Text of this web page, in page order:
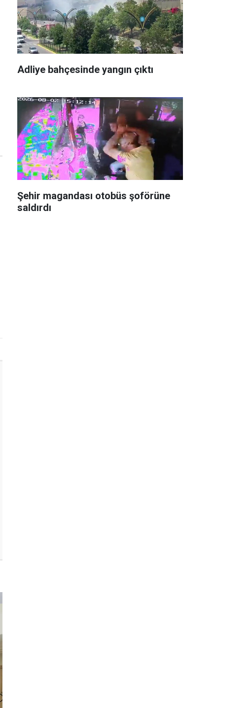
Adliye bahçesinde yangın çıktı
Şehir magandası otobüs şoförüne
saldırdı